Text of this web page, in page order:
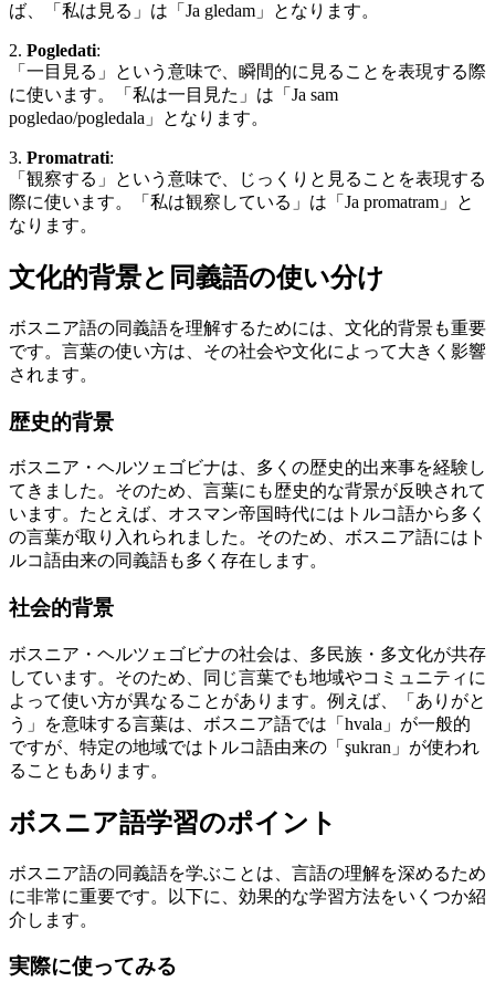
ば、「私は見る」は「Ja gledam」となります。
2. Pogledati:
「一目見る」という意味で、瞬間的に見ることを表現する際
に使います。「私は一目見た」は「Ja sam
pogledao/pogledala」となります。
3. Promatrati:
「観察する」という意味で、じっくりと見ることを表現する
際に使います。「私は観察している」は「Ja promatram」と
なります。
文化的背景と同義語の使い分け
ボスニア語の同義語を理解するためには、文化的背景も重要
です。言葉の使い方は、その社会や文化によって大きく影響
されます。
歴史的背景
ボスニア・ヘルツェゴビナは、多くの歴史的出来事を経験し
てきました。そのため、言葉にも歴史的な背景が反映されて
います。たとえば、オスマン帝国時代にはトルコ語から多く
の言葉が取り入れられました。そのため、ボスニア語にはト
ルコ語由来の同義語も多く存在します。
社会的背景
ボスニア・ヘルツェゴビナの社会は、多民族・多文化が共存
しています。そのため、同じ言葉でも地域やコミュニティに
よって使い方が異なることがあります。例えば、「ありがと
う」を意味する言葉は、ボスニア語では「hvala」が一般的
ですが、特定の地域ではトルコ語由来の「şukran」が使われ
ることもあります。
ボスニア語学習のポイント
ボスニア語の同義語を学ぶことは、言語の理解を深めるため
に非常に重要です。以下に、効果的な学習方法をいくつか紹
介します。
実際に使ってみる